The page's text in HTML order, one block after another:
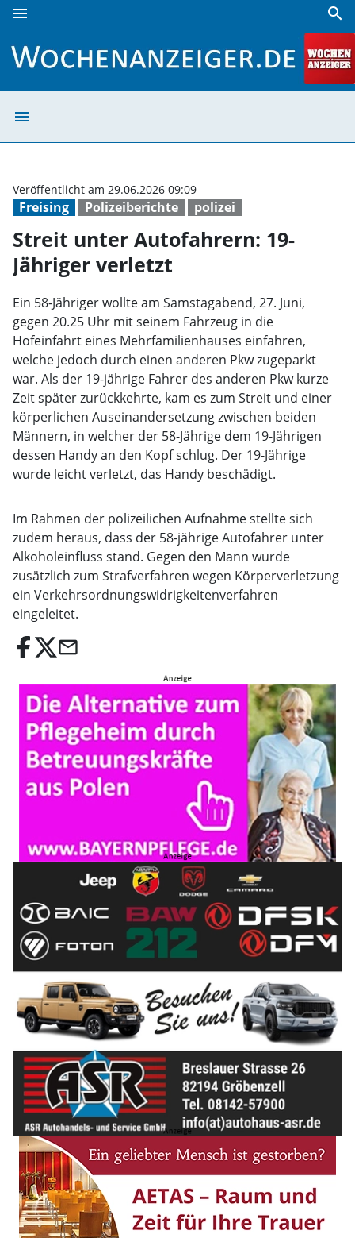
menu search
menu
Freising Polizeiberichte polizei
Veröffentlicht am 29.06.2026 09:09
Streit unter Autofahrern: 19-
Jähriger verletzt
Ein 58-Jähriger wollte am Samstagabend, 27. Juni,
gegen 20.25 Uhr mit seinem Fahrzeug in die
Hofeinfahrt eines Mehrfamilienhauses einfahren,
welche jedoch durch einen anderen Pkw zugeparkt
war. Als der 19-jährige Fahrer des anderen Pkw kurze
Zeit später zurückkehrte, kam es zum Streit und einer
körperlichen Auseinandersetzung zwischen beiden
Männern, in welcher der 58-Jährige dem 19-Jährigen
dessen Handy an den Kopf schlug. Der 19-Jährige
wurde leicht verletzt, das Handy beschädigt.
Im Rahmen der polizeilichen Aufnahme stellte sich
zudem heraus, dass der 58-jährige Autofahrer unter
Alkoholeinfluss stand. Gegen den Mann wurde
zusätzlich zum Strafverfahren wegen Körperverletzung
ein Verkehrsordnungswidrigkeitenverfahren
eingeleitet.
email